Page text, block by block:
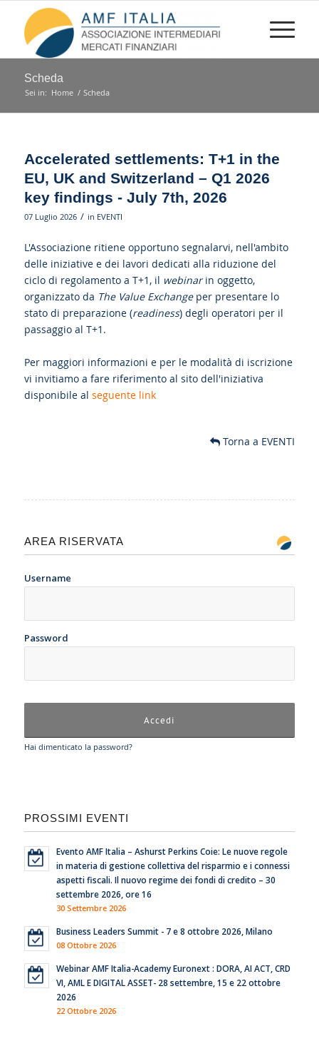
Scheda
Sei in: Home / Scheda
Accelerated settlements: T+1 in the
EU, UK and Switzerland – Q1 2026
key findings - July 7th, 2026
07 Luglio 2026 / in EVENTI
L'Associazione ritiene opportuno segnalarvi, nell'ambito
delle iniziative e dei lavori dedicati alla riduzione del
ciclo di regolamento a T+1, il webinarin oggetto,
organizzato da The Value Exchangeper presentare lo
stato di preparazione (readiness) degli operatori per il
passaggio al T+1.
Per maggiori informazioni e per le modalità di iscrizione
vi invitiamo a fare riferimento al sito dell'iniziativa
disponibile al seguente link
Torna a EVENTI
AREA RISERVATA
Username
Password
Hai dimenticato la password?
PROSSIMI EVENTI
Evento AMF Italia – Ashurst Perkins Coie: Le nuove regole
in materia di gestione collettiva del risparmio e i connessi
aspetti fiscali. Il nuovo regime dei fondi di credito – 30
settembre 2026, ore 16
30 Settembre 2026
Business Leaders Summit - 7 e 8 ottobre 2026, Milano
08 Ottobre 2026
Webinar AMF Italia-Academy Euronext : DORA, AI ACT, CRD
VI, AML E DIGITAL ASSET- 28 settembre, 15 e 22 ottobre
2026
22 Ottobre 2026